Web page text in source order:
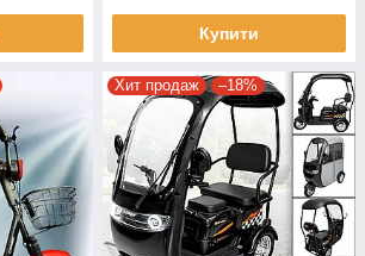
Купити
Хит продаж –18%